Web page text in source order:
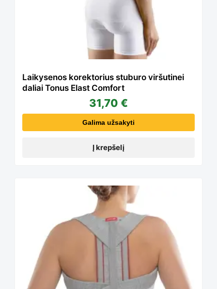
iki
didelės
Laikysenos korektorius stuburo viršutinei
daliai Tonus Elast Comfort
31,70 €
Galima užsakyti
Į krepšelį